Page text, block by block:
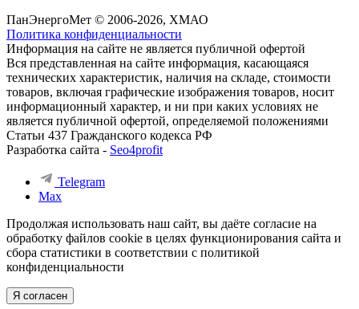
ПанЭнергоМет © 2006-2026, ХМАО
Политика конфиденциальности
Информация на сайте не является публичной офертой
Вся представленная на сайте информация, касающаяся
технических характеристик, наличия на складе, стоимости
товаров, включая графические изображения товаров, носит
информационный характер, и ни при каких условиях не
является публичной офертой, определяемой положениями
Статьи 437 Гражданского кодекса РФ
Разработка сайта - Seo4profit
Telegram
Max
Продолжая использовать наш сайт, вы даёте согласие на
обработку файлов cookie в целях функционирования сайта и
сбора статистики в соответствии с политикой
конфиденциальности
Я согласен